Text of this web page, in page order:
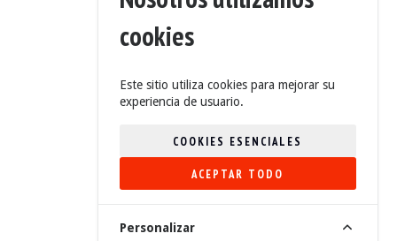
El vendedor es un particular ubicado en Francia, en Vichy (03), y acepta
El vehículo se vende sin precio de reserva.
VISTA DEL INFORME
4.6/5 (235 Opiniones)
cookies
Este sitio utiliza cookies para mejorar su
experiencia de usuario.
COOKIES ESENCIALES
ACEPTAR TODO
Personalizar